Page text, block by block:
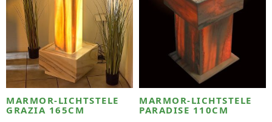
MARMOR-LICHTSTELE
GRAZIA 165CM
MARMOR-LICHTSTELE
PARADISE 110CM